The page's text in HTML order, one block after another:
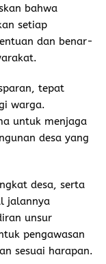
bahwa
setiap
dan benar-
tepat
warga.
untuk menjaga
desa yang
desa, serta
jalannya
unsur
pengawasan
sesuai harapan.